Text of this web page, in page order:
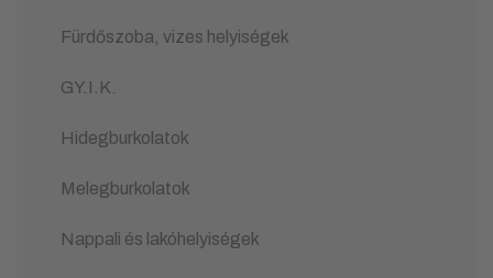
Fürdőszoba, vizes helyiségek
GY.I.K.
Hidegburkolatok
Melegburkolatok
Nappali és lakóhelyiségek